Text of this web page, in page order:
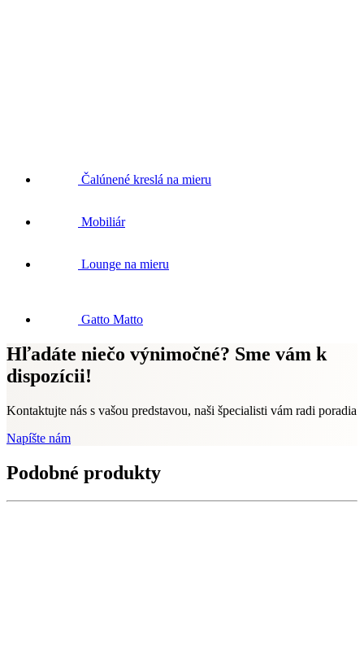
Čalúnené kreslá na mieru
Mobiliár
Lounge na mieru
Gatto Matto
Hľadáte niečo výnimočné? Sme vám k
dispozícii!
Kontaktujte nás s vašou predstavou, naši špecialisti vám radi poradia
Napíšte nám
Podobné produkty